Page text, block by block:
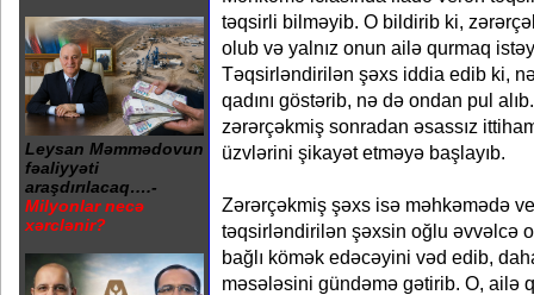
Leysan Məmmədovun
fəaliyyəti
araşdırılacaq….-
Milyonlar necə
xərclənir?
təqsirli bilməyib. O bildirib ki,
olub və yalnız onun ailə qurmaq
Təqsirləndirilən şəxs iddia edib ki,
qadını göstərib, nə də ondan pul
zərərçəkmiş sonradan əsassız
üzvlərini şikayət etməyə başlayıb.
Zərərçəkmiş şəxs isə məhkəmədə
təqsirləndirilən şəxsin oğlu əvvəlcə
bağlı kömək edəcəyini vəd edib,
məsələsini gündəmə gətirib. O, ailə